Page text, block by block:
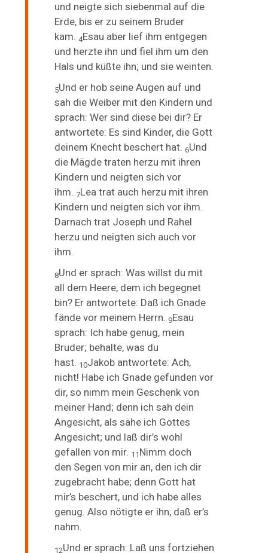
und neigte sich siebenmal auf die
Erde, bis er zu seinem Bruder
kam. 4Esau aber lief ihm entgegen
und herzte ihn und fiel ihm um den
Hals und küßte ihn; und sie weinten.
5Und er hob seine Augen auf und
sah die Weiber mit den Kindern und
sprach: Wer sind diese bei dir? Er
antwortete: Es sind Kinder, die Gott
deinem Knecht beschert hat.6Und
die Mägde traten herzu mit ihren
Kindern und neigten sich vor
ihm. 7Lea trat auch herzu mit ihren
Kindern und neigten sich vor ihm.
Darnach trat Joseph und Rahel
herzu und neigten sich auch vor
ihm.
8Und er sprach: Was willst du mit
all dem Heere, dem ich begegnet
bin? Er antwortete: Daß ich Gnade
fände vor meinem Herrn. 9Esau
sprach: Ich habe genug, mein
Bruder; behalte, was du
hast. 10Jakob antwortete: Ach,
nicht! Habe ich Gnade gefunden vor
dir, so nimm mein Geschenk von
meiner Hand; denn ich sah dein
Angesicht, als sähe ich Gottes
Angesicht; und laß dir’s wohl
gefallen von mir. 11 Nimm doch
den Segen von mir an, den ich dir
zugebracht habe; denn Gott hat
mir’s beschert, und ich habe alles
genug. Also nötigte er ihn, daß er’s
nahm.
12Und er sprach: Laß uns fortziehen